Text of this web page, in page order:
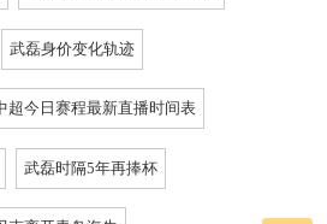
武磊身价变化轨迹
超今日赛程最新直播时间表
武磊时隔5年再捧杯